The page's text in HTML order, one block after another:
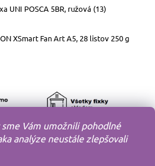
Vám umožnili pohodlné
analýze neustále zlepšovali
UNI POSCA 5BR, ružová (13)
XSmart Fan Art A5, 28 listov 250 g